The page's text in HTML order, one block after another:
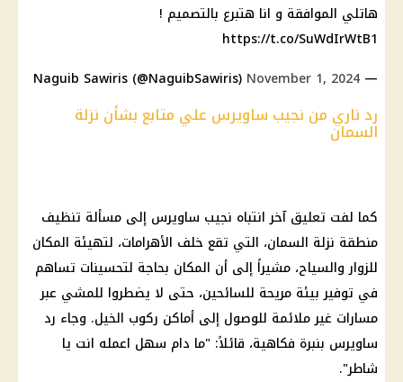
هاتلي الموافقة و انا هتبرع بالتصميم !
https://t.co/SuWdIrWtB1
— Naguib Sawiris (@NaguibSawiris)
November 1, 2024
رد ناري من نجيب ساويرس علي متابع بشأن نزلة
السمان
كما لفت تعليق آخر انتباه نجيب ساويرس إلى مسألة تنظيف
منطقة نزلة السمان، التي تقع خلف الأهرامات، لتهيئة المكان
للزوار والسياح، مشيراً إلى أن المكان بحاجة لتحسينات تساهم
في توفير بيئة مريحة للسائحين، حتى لا يضطروا للمشي عبر
مسارات غير ملائمة للوصول إلى أماكن ركوب الخيل. وجاء رد
ساويرس بنبرة فكاهية، قائلاً: "ما دام سهل اعمله انت يا
شاطر".